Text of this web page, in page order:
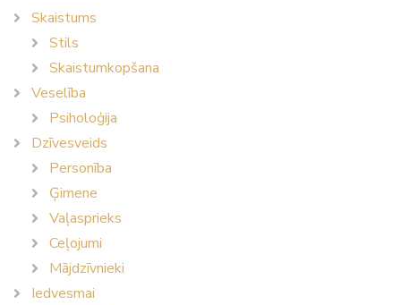
Skaistums
Stils
Skaistumkopšana
Veselība
Psiholoģija
Dzīvesveids
Personība
Ģimene
Vaļasprieks
Ceļojumi
Mājdzīvnieki
Iedvesmai